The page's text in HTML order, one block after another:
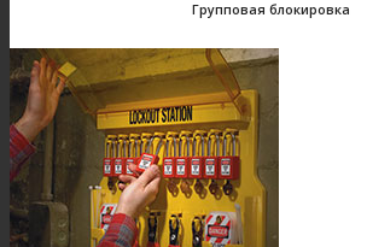
Групповая блокировка